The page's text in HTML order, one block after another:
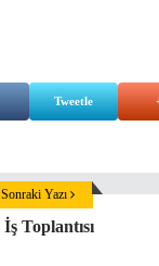
Tweetle
İş Toplantısı
Sonraki Yazı